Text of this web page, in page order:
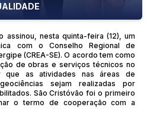
assinou, nesta quinta-feira (12), um
com o Conselho Regional de
(CREA-SE). O acordo tem como
de obras e serviços técnicos no
que as atividades nas áreas de
sejam realizadas por
São Cristóvão foi o primeiro
o termo de cooperação com a